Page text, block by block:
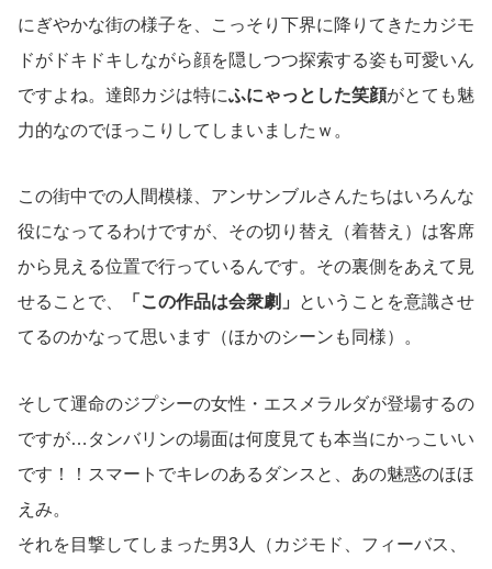
にぎやかな街の様子を、こっそり下界に降りてきたカジモ
ドがドキドキしながら顔を隠しつつ探索する姿も可愛いん
ですよね。達郎カジは特にふにゃっとした笑顔がとても魅
力的なのでほっこりしてしまいましたｗ。
この街中での人間模様、アンサンブルさんたちはいろんな
役になってるわけですが、その切り替え（着替え）は客席
から見える位置で行っているんです。その裏側をあえて見
せることで、
「この作品は会衆劇」
ということを意識させ
てるのかなって思います（ほかのシーンも同様）。
そして運命のジプシーの女性・エスメラルダが登場するの
ですが…タンバリンの場面は何度見ても本当にかっこいい
です！！スマートでキレのあるダンスと、あの魅惑のほほ
えみ。
それを目撃してしまった男3人（カジモド、フィーバス、